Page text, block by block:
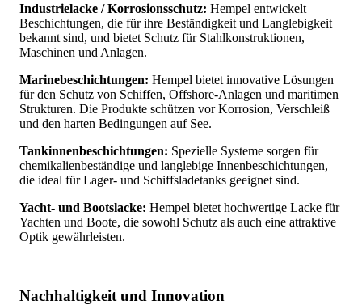
Industrielacke / Korrosionsschutz: Hempel entwickelt
Beschichtungen, die für ihre Beständigkeit und Langlebigkeit
bekannt sind, und bietet Schutz für Stahlkonstruktionen,
Maschinen und Anlagen.
Marinebeschichtungen: Hempel bietet innovative Lösungen
für den Schutz von Schiffen, Offshore-Anlagen und maritimen
Strukturen. Die Produkte schützen vor Korrosion, Verschleiß
und den harten Bedingungen auf See.
Tankinnenbeschichtungen: Spezielle Systeme sorgen für
chemikalienbeständige und langlebige Innenbeschichtungen,
die ideal für Lager- und Schiffsladetanks geeignet sind.
Yacht- und Bootslacke: Hempel bietet hochwertige Lacke für
Yachten und Boote, die sowohl Schutz als auch eine attraktive
Optik gewährleisten.
Nachhaltigkeit und Innovation